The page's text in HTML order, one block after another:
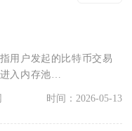
用户发起的比特币交易
入内存池
时间：2026-05-13